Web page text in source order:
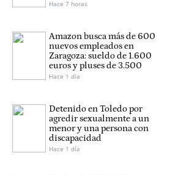
Hace 7 horas
Amazon busca más de 600
nuevos empleados en
Zaragoza: sueldo de 1.600
euros y pluses de 3.500
Hace 1 día
Detenido en Toledo por
agredir sexualmente a un
menor y una persona con
discapacidad
Hace 1 día